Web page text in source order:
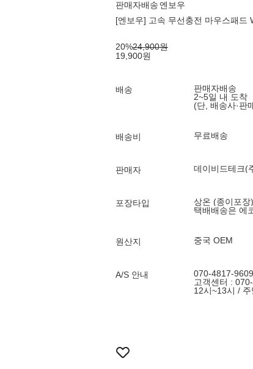
판매자배송 엔보우
[엔보우] 고속 무선충전 마우스패드
20%24,900원
19,900원
배송
판매자배송
2~5일 내 도착
(단, 배송사·판
배송비 무료배송
판매자 데이비드테크(
포장타입
상온 (종이포장)
택배배송은 에
원산지 중국 OEM
A/S 안내
070-4817-9609
고객센터 :
12시~13시 /